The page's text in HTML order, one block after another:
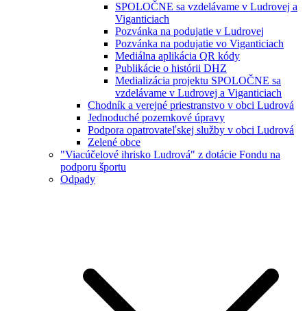
SPOLOČNE sa vzdelávame v Ludrovej a
Viganticiach
Pozvánka na podujatie v Ludrovej
Pozvánka na podujatie vo Viganticiach
Mediálna aplikácia QR kódy
Publikácie o histórii DHZ
Medializácia projektu SPOLOČNE sa
vzdelávame v Ludrovej a Viganticiach
Chodník a verejné priestranstvo v obci Ludrová
Jednoduché pozemkové úpravy
Podpora opatrovateľskej služby v obci Ludrová
Zelené obce
"Viacúčelové ihrisko Ludrová" z dotácie Fondu na
podporu športu
Odpady